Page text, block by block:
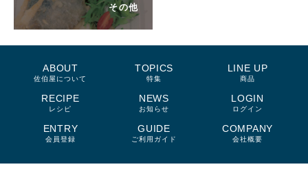
その他
ABOUT
佐伯屋について
TOPICS
特集
LINE UP
商品
RECIPE
レシピ
NEWS
お知らせ
LOGIN
ログイン
ENTRY
会員登録
GUIDE
ご利用ガイド
COMPANY
会社概要